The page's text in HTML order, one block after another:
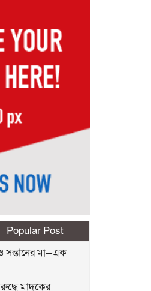
Popular Post
সন্তানের মা—এক
মাদকের